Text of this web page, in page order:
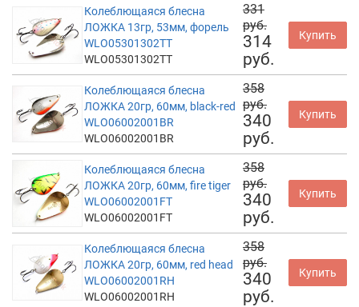
Колеблющаяся блесна
ЛОЖКА 13гр, 53мм, форель
WLO05301302TT
WLO05301302TT
331
руб.
314
руб.
Купить
Колеблющаяся блесна
ЛОЖКА 20гр, 60мм, black-red
WLO06002001BR
WLO06002001BR
358
руб.
340
руб.
Купить
Колеблющаяся блесна
ЛОЖКА 20гр, 60мм, fire tiger
WLO06002001FT
WLO06002001FT
358
руб.
340
руб.
Купить
Колеблющаяся блесна
ЛОЖКА 20гр, 60мм, red head
WLO06002001RH
WLO06002001RH
358
руб.
340
руб.
Купить